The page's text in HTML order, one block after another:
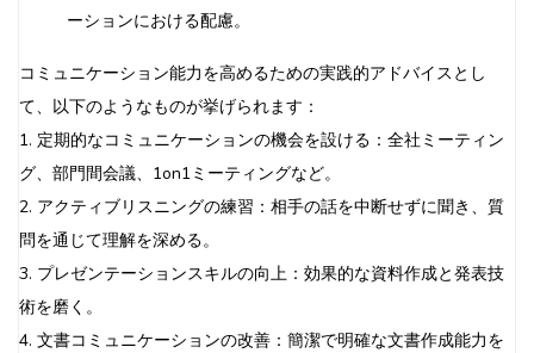
ーションにおける配慮。
コミュニケーション能力を高めるための実践的アドバイスとし
て、以下のようなものが挙げられます：
1. 定期的なコミュニケーションの機会を設ける：全社ミーティン
グ、部門間会議、1on1ミーティングなど。
2. アクティブリスニングの練習：相手の話を中断せずに聞き、質
問を通じて理解を深める。
3. プレゼンテーションスキルの向上：効果的な資料作成と発表技
術を磨く。
4. 文書コミュニケーションの改善：簡潔で明確な文書作成能力を